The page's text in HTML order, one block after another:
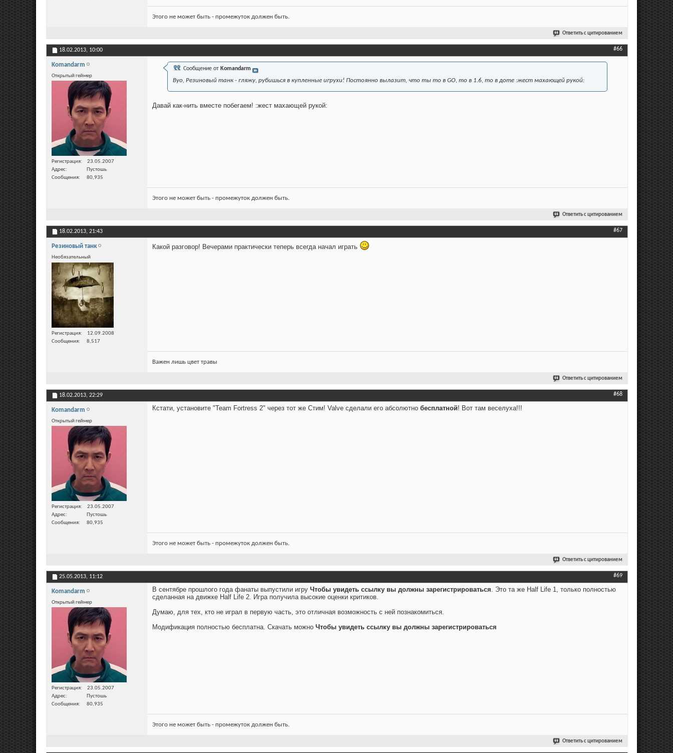
Этого не может быть - промежуток должен быть.
Ответить с цитированием
18.02.2013, 10:00 #66
Komandarm
Открытый геймер
Регистрация
23.05.2007
Адрес
Пустошь
Сообщения
80,935
Сообщение от Komandarm
Вуо, Резиновый танк - гляжу, рубишься в купленные игрухи! Постоянно вылазит, что ты то в GO, то в 1.6, то в доте :жест махающей рукой:
Давай как-нить вместе побегаем! :жест махающей рукой:
Этого не может быть - промежуток должен быть.
Ответить с цитированием
18.02.2013, 21:43 #67
Резиновый танк
Необязательный
Регистрация
12.09.2008
Сообщения
8,517
Какой разговор! Вечерами практически теперь всегда начал играть
Важен лишь цвет травы
Ответить с цитированием
18.02.2013, 22:29 #68
Komandarm
Открытый геймер
Регистрация
23.05.2007
Адрес
Пустошь
Сообщения
80,935
Кстати, установите "Team Fortress 2" через тот же Стим! Valve сделали его абсолютно бесплатной! Вот там веселуха!!!
Этого не может быть - промежуток должен быть.
Ответить с цитированием
25.05.2013, 11:12 #69
Komandarm
Открытый геймер
Регистрация
23.05.2007
Адрес
Пустошь
Сообщения
80,935
В сентябре прошлого года фанаты выпустили игру Чтобы увидеть ссылку вы должны зарегистрироваться. Это та же Half Life 1, только полностью
сделанная на движке Half Life 2. Игра получила высокие оценки критиков.
Думаю, для тех, кто не играл в первую часть, это отличная возможность с ней познакомиться.
Модификация полностью бесплатна. Скачать можно Чтобы увидеть ссылку вы должны зарегистрироваться
Этого не может быть - промежуток должен быть.
Ответить с цитированием